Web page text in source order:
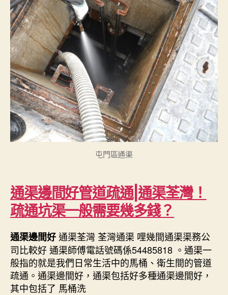
屯門區通渠
通渠邊間好管道疏通|通渠荃灣！
疏通坑渠一般需要幾多錢？
通渠邊間好通渠荃灣 荃灣通渠 哩幾間通渠渠務公
司比較好 通渠師傅電話號碼係54485818 。通渠一
般指的就是我們日常生活中的馬桶、衛生間的管道
疏通。通渠邊間好，通渠包括好多種通渠邊間好，
其中包括了 馬桶洗